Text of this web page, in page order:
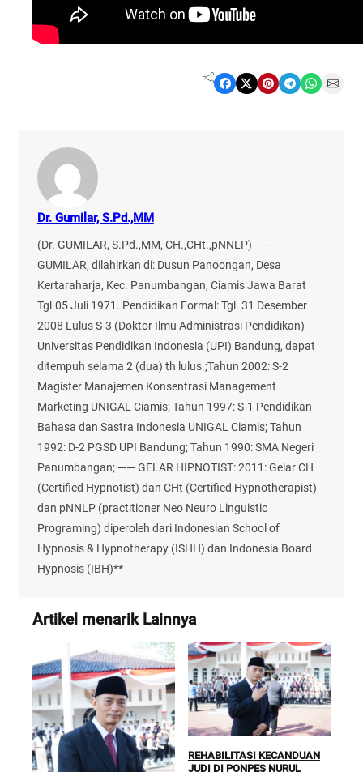
Share on Facebook Share on X Share on Pinterest Share on Telegram Share on WhatsApp Share on Email
Dr. Gumilar, S.Pd.,MM
(Dr. GUMILAR, S.Pd.,MM, CH.,CHt.,pNNLP) ——
GUMILAR, dilahirkan di: Dusun Panoongan, Desa
Kertaraharja, Kec. Panumbangan, Ciamis Jawa Barat
Tgl.05 Juli 1971. Pendidikan Formal: Tgl. 31 Desember
2008 Lulus S-3 (Doktor Ilmu Administrasi Pendidikan)
Universitas Pendidikan Indonesia (UPI) Bandung, dapat
ditempuh selama 2 (dua) th lulus.;Tahun 2002: S-2
Magister Manajemen Konsentrasi Management
Marketing UNIGAL Ciamis; Tahun 1997: S-1 Pendidikan
Bahasa dan Sastra Indonesia UNIGAL Ciamis; Tahun
1992: D-2 PGSD UPI Bandung; Tahun 1990: SMA Negeri
Panumbangan; —— GELAR HIPNOTIST: 2011: Gelar CH
(Certified Hypnotist) dan CHt (Certified Hypnotherapist)
dan pNNLP (practitioner Neo Neuro Linguistic
Programing) diperoleh dari Indonesian School of
Hypnosis & Hypnotherapy (ISHH) dan Indonesia Board
Hypnosis (IBH)**
Artikel menarik Lainnya
REHABILITASI KECANDUAN
JUDI DI PONPES NURUL